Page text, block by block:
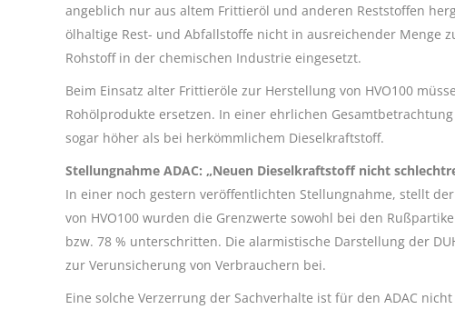
angeblich nur aus altem Frittieröl und anderen Reststoffen
ölhaltige Rest- und Abfallstoffe nicht in ausreichender Menge
Rohstoff in der chemischen Industrie eingesetzt.
Beim Einsatz alter Frittieröle zur Herstellung von HVO100
Rohölprodukte ersetzen. In einer ehrlichen
sogar höher als bei herkömmlichem Dieselkraftstoff.
Stellungnahme ADAC: „Neuen Dieselkraftstoff nicht
In einer noch gestern veröffentlichten Stellungnahme, stellt
von HVO100 wurden die Grenzwerte sowohl bei den
bzw. 78 % unterschritten. Die alarmistische Darstellung der
zur Verunsicherung von Verbrauchern bei.
Eine solche Verzerrung der Sachverhalte ist für den ADAC